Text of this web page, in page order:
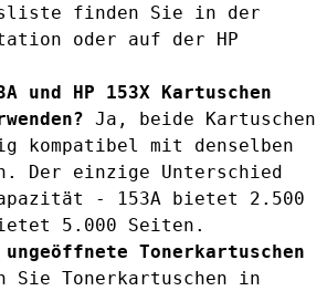
finden Sie in der
oder auf der HP
und HP 153X Kartuschen
Ja, beide Kartuschen
kompatibel mit denselben
Der einzige Unterschied
- 153A bietet 2.500
5.000 Seiten.
Tonerkartuschen
Sie Tonerkartuschen in